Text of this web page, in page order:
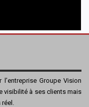
Groupe Vision
visibilité à ses clients mais